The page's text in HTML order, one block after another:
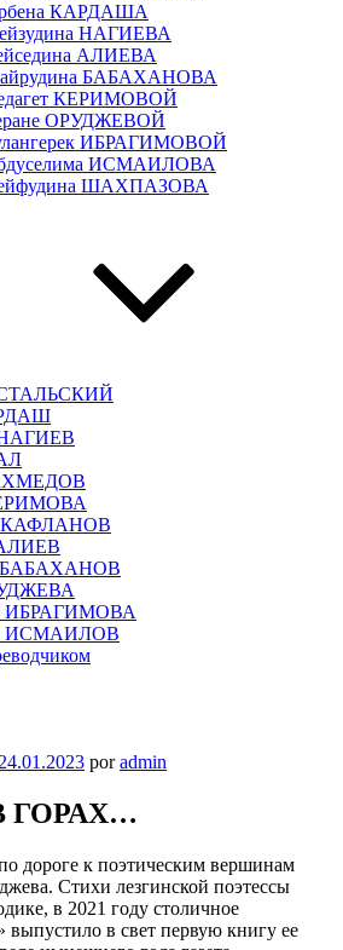
КАРДАША
НАГИЕВА
АЛИЕВА
БАБАХАНОВА
КЕРИМОВОЙ
ОРУДЖЕВОЙ
ИБРАГИМОВОЙ
ИСМАИЛОВА
ШАХПАЗОВА
СТАЛЬСКИЙ
НАГИЕВ
КАФЛАНОВ
БАБАХАНОВ
ИБРАГИМОВА
ИСМАИЛОВ
24.01.2023 poradmin
ГОРАХ…
дороге к поэтическим вершинам
Стихи лезгинской поэтессы
в 2021 году столичное
выпустило в свет первую книгу ее